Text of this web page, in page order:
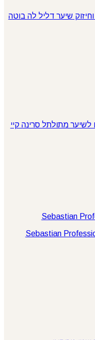
שיער דליל לה בוטה
מתולתל סרינה קיי